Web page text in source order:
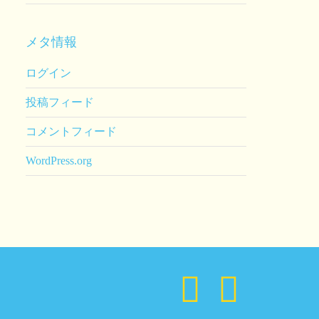
メタ情報
ログイン
投稿フィード
コメントフィード
WordPress.org